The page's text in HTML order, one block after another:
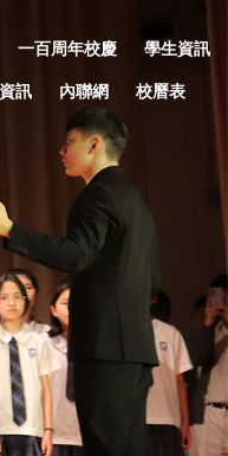
一百周年校慶
學生資訊
訊 內聯網 校曆表